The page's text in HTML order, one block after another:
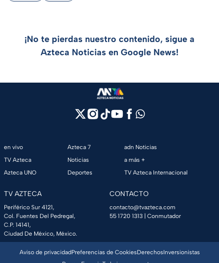
¡No te pierdas nuestro contenido, sigue a
Azteca Noticias en Google News!
en vivo
TV Azteca
Azteca UNO
Azteca 7
Noticias
Deportes
adn Noticias
a más +
TV Azteca Internacional
TV AZTECA
Periférico Sur 4121,
Col. Fuentes Del Pedregal,
C.P. 14141,
Ciudad De México, México.
CONTACTO
contacto@tvazteca.com
55 1720 1313 | Conmutador
Aviso de privacidadPreferencias de CookiesDerechosInversionistas